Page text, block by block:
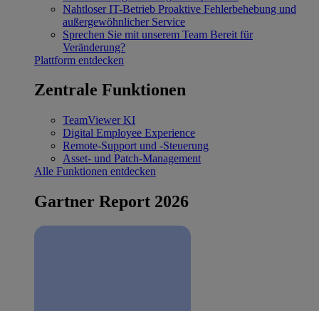
Nahtloser IT-Betrieb Proaktive Fehlerbehebung und
außergewöhnlicher Service
Sprechen Sie mit unserem Team Bereit für
Veränderung?
Plattform entdecken
Zentrale Funktionen
TeamViewer KI
Digital Employee Experience
Remote-Support und -Steuerung
Asset- und Patch-Management
Alle Funktionen entdecken
Gartner Report 2026